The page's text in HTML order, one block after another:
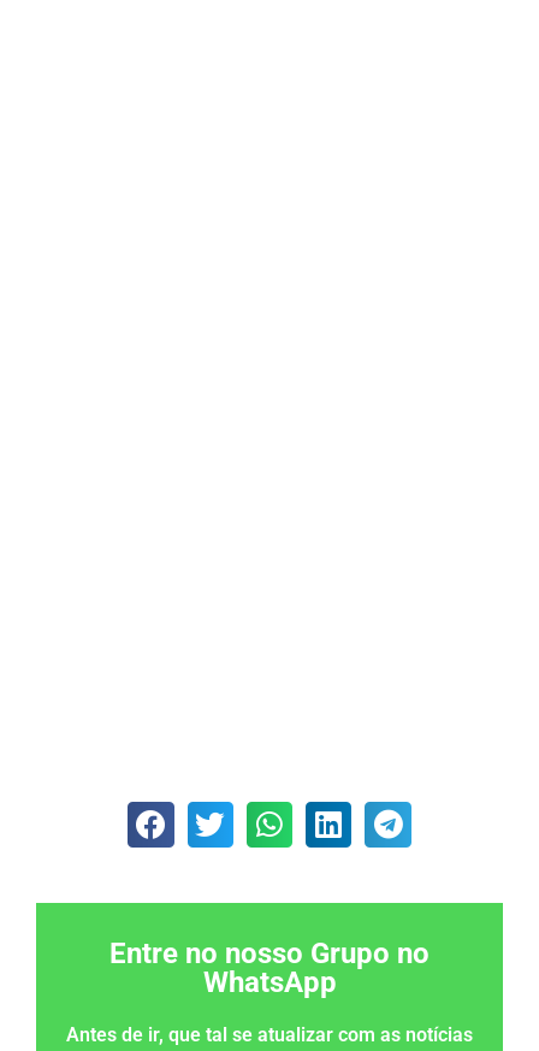
Entre no nosso Grupo no
WhatsApp
Antes de ir, que tal se atualizar com as notícias